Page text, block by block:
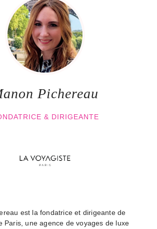
Pichereau
& DIRIGEANTE
est la fondatrice et dirigeante de
Paris, une agence de voyages de luxe